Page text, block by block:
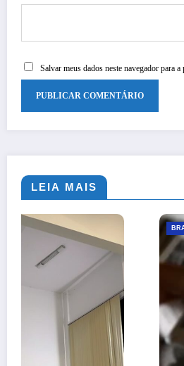
Salvar meus dados neste navegador para
LEIA MAIS
BRASIL